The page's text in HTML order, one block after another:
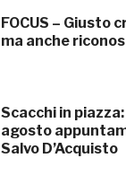
FOCUS – Giusto
ma anche
Scacchi in
agosto
Salvo D’Acquisto